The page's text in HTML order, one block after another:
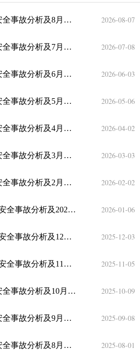
2026年7月自治州生产安全事故分析及8月风险研判 2026-08-07
2026年6月自治州生产安全事故分析及7月风险研判 2026-07-08
2026年5月自治州生产安全事故分析及6月风险研判 2026-06-03
2026年4月自治州生产安全事故分析及5月风险研判 2026-05-06
2026年3月自治州生产安全事故分析及4月风险研判 2026-04-02
2026年2月自治州生产安全事故分析及3月风险研判 2026-03-03
2026年1月自治州生产安全事故分析及2月风险研判 2026-02-02
2025年12月自治州生产安全事故分析及2026年1月风险研判 2026-01-06
2025年11月自治州生产安全事故分析及12月风险研判 2025-12-03
2025年10月自治州生产安全事故分析及11月风险研判 2025-11-05
2025年9月自治州生产安全事故分析及10月风险研判 2025-10-09
2025年8月自治州生产安全事故分析及9月风险研判 2025-09-08
2025年7月自治州生产安全事故分析及8月风险研判 2025-08-01